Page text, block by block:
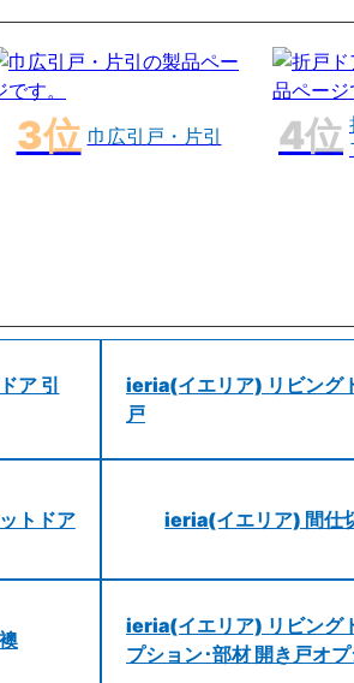
巾広引戸・片引
ア 引
ieria(イエリア) リビング
戸
トドア ieria(イエリア) 間仕
ieria(イエリア) リビング
プション･部材 開き戸オ